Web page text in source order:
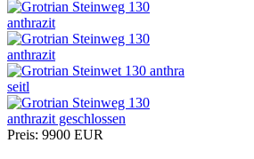
Preis: 9900 EUR